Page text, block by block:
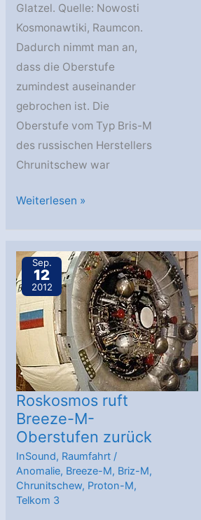
Glatzel. Quelle: Nowosti
Kosmonawtiki, Raumcon.
Dadurch nimmt man an,
dass die Oberstufe
zumindest auseinander
gebrochen ist. Die
Oberstufe vom Typ Bris-M
des russischen Herstellers
Chrunitschew war
Australischer
von
Bris-
M-
Trümmern
Weiterlesen »
Sep.
12
2012
Roskosmos ruft
Breeze-M-
Oberstufen zurück
InSound, Raumfahrt /
Anomalie, Breeze-M, Briz-M,
Chrunitschew, Proton-M,
Telkom 3